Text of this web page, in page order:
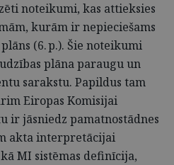
noteikumi, kas attieksies
kurām ir nepieciešams
(6. p.). Šie noteikumi
plāna paraugu un
sarakstu. Papildus tam
Eiropas Komisijai
ir jāsniedz pamatnostādnes
akta interpretācijai
MI sistēmas definīcija,